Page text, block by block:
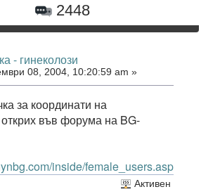
2448
- гинеколози
08, 2004, 10:20:59 am »
за координати на
открих във форума на BG-
inside/female_users.asp
Активен